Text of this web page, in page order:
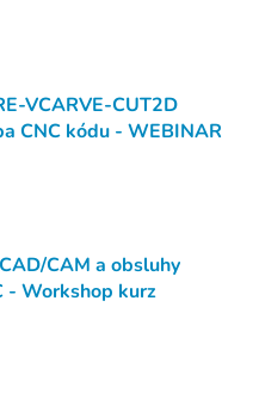
VCARVE-CUT2D
CNC kódu - WEBINAR
CAM a obsluhy
- Workshop kurz